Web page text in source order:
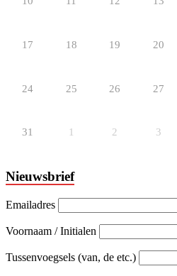
17 18 19 20
24 25 26 27
31 1 2 3
Nieuwsbrief
Emailadres
Voornaam / Initialen
Tussenvoegsels (van, de etc.)